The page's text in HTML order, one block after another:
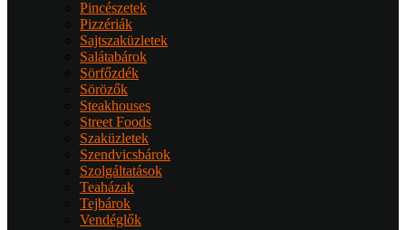
Pincészetek
Pizzériák
Sajtszaküzletek
Salátabárok
Sörfőzdék
Sörözők
Steakhouses
Street Foods
Szaküzletek
Szendvicsbárok
Szolgáltatások
Teaházak
Tejbárok
Vendéglők